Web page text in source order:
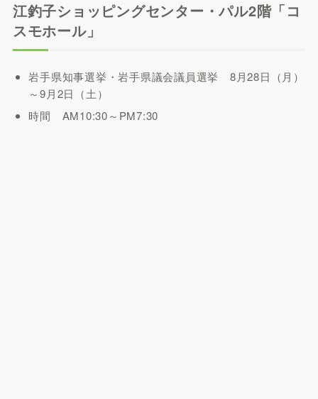
江釣子ショッピングセンター・パル2階「コ
スモホール」
岩手県知事選挙・岩手県議会議員選挙 8月28日（月）
～9月2日（土）
時間 AM10:30～PM7:30